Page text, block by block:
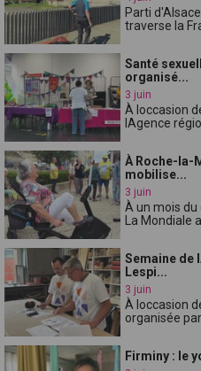
Parti
traverse la
Santé
organisé...
3 juin
À loccasion
lAgence
À Roche-la-
mobilise...
3 juin
À un mois du
La Mondiale
Semaine de
Lespi...
3 juin
À loccasion
organisée
Firminy : le